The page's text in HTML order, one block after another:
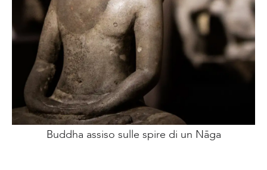
Buddha assiso sulle spire di un Nāga